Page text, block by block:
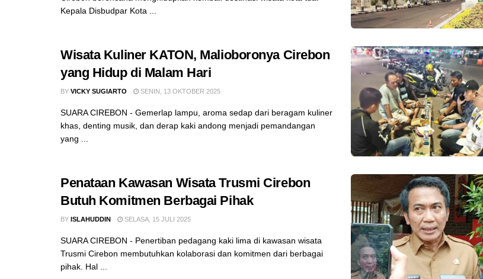
Kepala Disbudpar Kota ...
Wisata Kuliner KATON, Malioboronya Cirebon
yang Hidup di Malam Hari
BY VICKY SUGIARTO SENIN, 13 OKTOBER 2025
SUARA CIREBON - Gemerlap lampu, aroma sedap dari beragam kuliner
khas, denting musik, dan derap kaki andong menjadi pemandangan
yang ...
Penataan Kawasan Wisata Trusmi Cirebon
Butuh Komitmen Berbagai Pihak
BY ISLAHUDDIN SELASA, 15 JULI 2025
SUARA CIREBON - Penertiban pedagang kaki lima di kawasan wisata
Trusmi Cirebon membutuhkan kolaborasi dan komitmen dari berbagai
pihak. Hal ...